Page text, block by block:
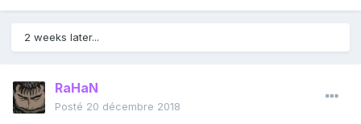
2 weeks later...
RaHaN
Posté 20 décembre 2018